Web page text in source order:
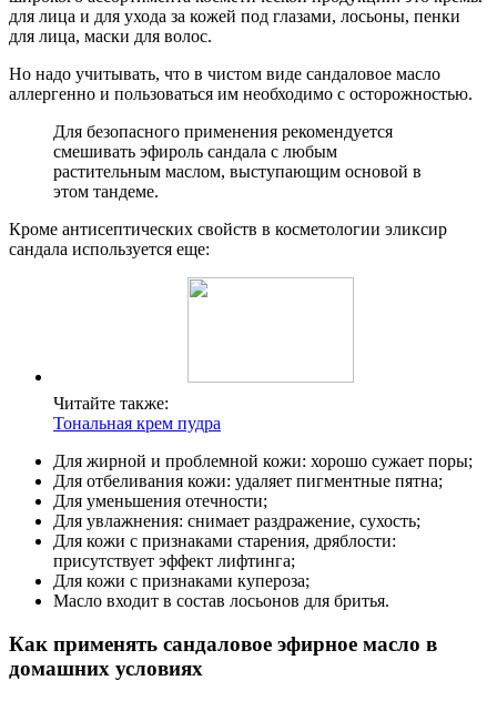
для лица и для ухода за кожей под глазами, лосьоны, пенки
для лица, маски для волос.
Но надо учитывать, что в чистом виде сандаловое масло
аллергенно и пользоваться им необходимо с осторожностью.
Для безопасного применения рекомендуется
смешивать эфироль сандала с любым
растительным маслом, выступающим основой в
этом тандеме.
Кроме антисептических свойств в косметологии эликсир
сандала используется еще:
Читайте также:
Тональная крем пудра
Для жирной и проблемной кожи: хорошо сужает поры;
Для отбеливания кожи: удаляет пигментные пятна;
Для уменьшения отечности;
Для увлажнения: снимает раздражение, сухость;
Для кожи с признаками старения, дряблости:
присутствует эффект лифтинга;
Для кожи с признаками купероза;
Масло входит в состав лосьонов для бритья.
Как применять сандаловое эфирное масло в
домашних условиях